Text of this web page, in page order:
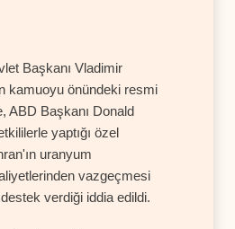
Başkanı Vladimir
kamuoyu önündeki resmi
ABD Başkanı Donald
yaptığı özel
uranyum
vazgeçmesi
verdiği iddia edildi.